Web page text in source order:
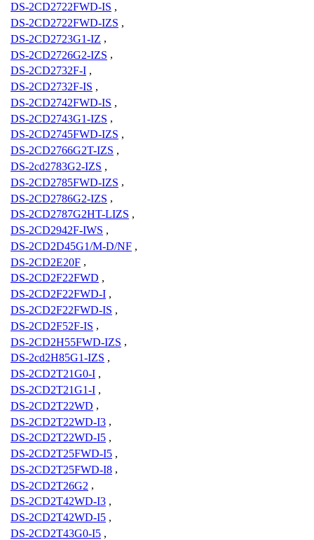
DS-2CD2722FWD-IS ,
DS-2CD2722FWD-IZS ,
DS-2CD2723G1-IZ ,
DS-2CD2726G2-IZS ,
DS-2CD2732F-I ,
DS-2CD2732F-IS ,
DS-2CD2742FWD-IS ,
DS-2CD2743G1-IZS ,
DS-2CD2745FWD-IZS ,
DS-2CD2766G2T-IZS ,
DS-2cd2783G2-IZS ,
DS-2CD2785FWD-IZS ,
DS-2CD2786G2-IZS ,
DS-2CD2787G2HT-LIZS ,
DS-2CD2942F-IWS ,
DS-2CD2D45G1/M-D/NF ,
DS-2CD2E20F ,
DS-2CD2F22FWD ,
DS-2CD2F22FWD-I ,
DS-2CD2F22FWD-IS ,
DS-2CD2F52F-IS ,
DS-2CD2H55FWD-IZS ,
DS-2cd2H85G1-IZS ,
DS-2CD2T21G0-I ,
DS-2CD2T21G1-I ,
DS-2CD2T22WD ,
DS-2CD2T22WD-I3 ,
DS-2CD2T22WD-I5 ,
DS-2CD2T25FWD-I5 ,
DS-2CD2T25FWD-I8 ,
DS-2CD2T26G2 ,
DS-2CD2T42WD-I3 ,
DS-2CD2T42WD-I5 ,
DS-2CD2T43G0-I5 ,